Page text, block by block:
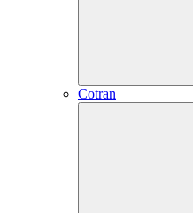
Cotran